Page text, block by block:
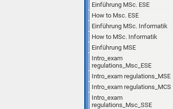
Einführung MSc. ESE
How to Msc. ESE
Einführung MSc. Informatik
How to MSc. Informatik
Einführung MSE
Intro_exam
regulations_Msc_ESE
Intro_exam regulations_MSE
Intro_exam regulations_MCS
Intro_exam
regulations_Msc_SSE